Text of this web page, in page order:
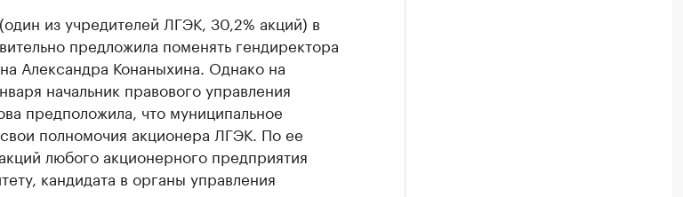
из учредителей ЛГЭК, 30,2% акций) в
предложила поменять гендиректора
Александра Конаныхина. Однако на
начальник правового управления
предположила, что муниципальное
полномочия акционера ЛГЭК. По ее
любого акционерного предприятия
кандидата в органы управления